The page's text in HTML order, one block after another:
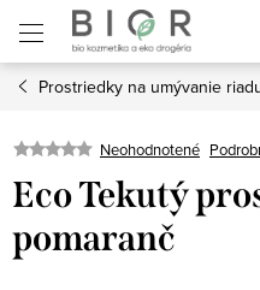
obsah
Prostriedky na umývanie
Neohodnotené
Eco Tekutý
pomaranč